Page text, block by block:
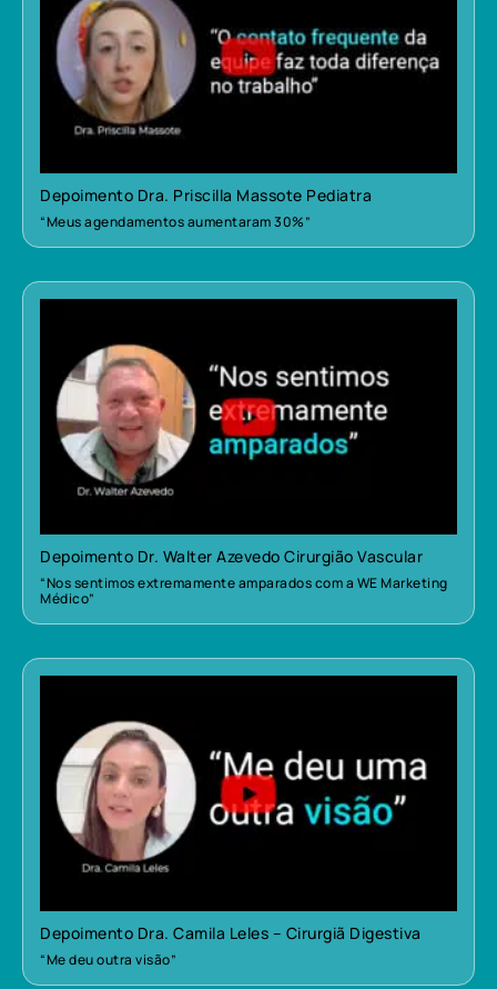
Depoimento Dra. Priscilla Massote Pediatra
“Meus agendamentos aumentaram 30%”
Depoimento Dr. Walter Azevedo Cirurgião Vascular
“Nos sentimos extremamente amparados com a WE Marketing
Médico”
Depoimento Dra. Camila Leles – Cirurgiã Digestiva
“Me deu outra visão”